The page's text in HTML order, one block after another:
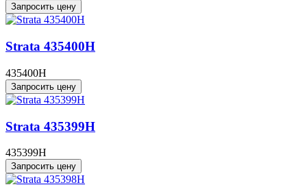
Запросить цену
Strata 435400H
435400H
Запросить цену
Strata 435399H
435399H
Запросить цену